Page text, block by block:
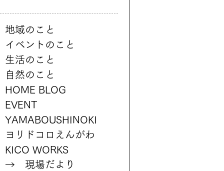
地域のこと
イベントのこと
生活のこと
自然のこと
HOME BLOG
EVENT
YAMABOUSHINOKI
ヨリドコロえんがわ
KICO WORKS
→ 現場だより